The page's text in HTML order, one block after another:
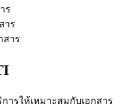
ร
าร
สาร
การให้เหมาะสมกับเอกสาร